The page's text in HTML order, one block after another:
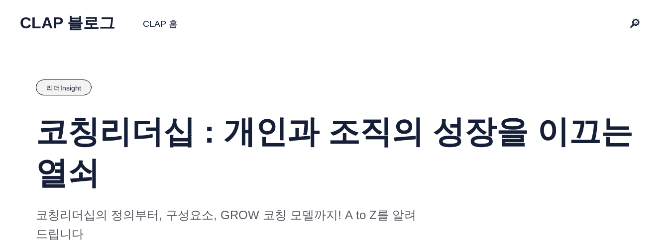
CLAP 블로그 CLAP 홈 🔎
리더Insight
코칭리더십 : 개인과 조직의 성장을 이끄는
열쇠
코칭리더십의 정의부터, 구성요소, GROW 코칭 모델까지! A to Z를 알려
드립니다